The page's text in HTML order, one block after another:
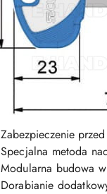
Zabezpieczenie
Specjalna metoda
Modularna budowa
Dorabianie